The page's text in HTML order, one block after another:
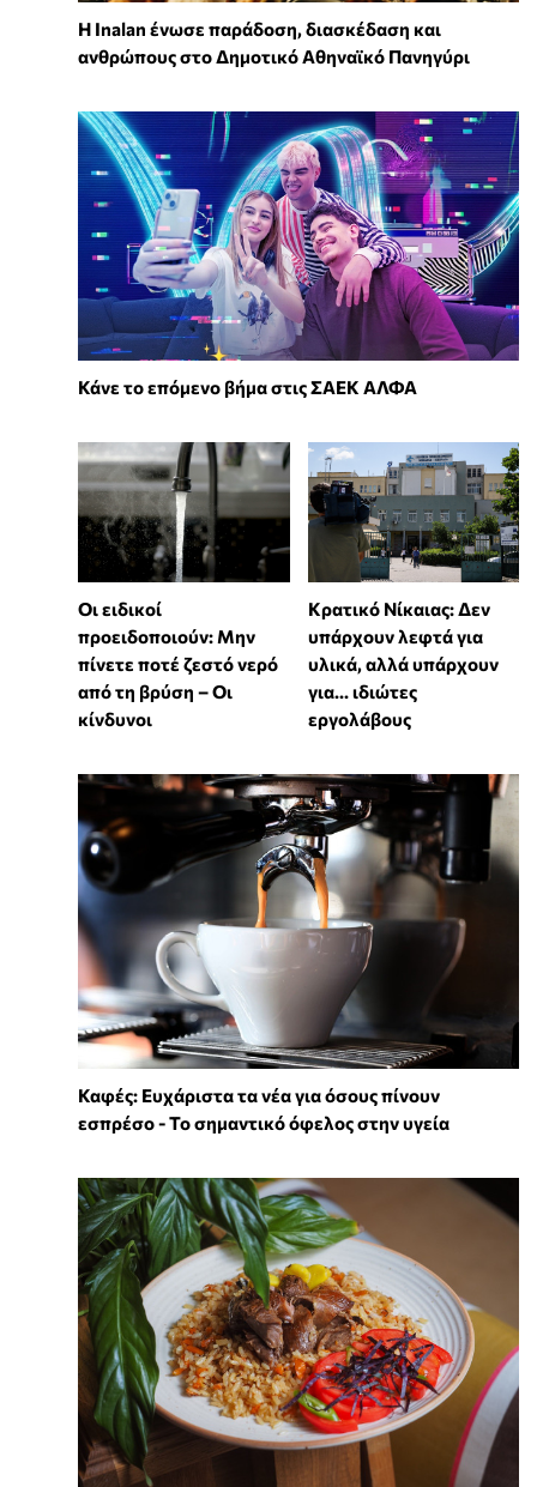
Η Inalan ένωσε παράδοση, διασκέδαση και
ανθρώπους στο Δημοτικό Αθηναϊκό Πανηγύρι
Κάνε το επόμενο βήμα στις ΣΑΕΚ ΑΛΦΑ
Οι ειδικοί
προειδοποιούν: Μην
πίνετε ποτέ ζεστό νερό
από τη βρύση – Οι
κίνδυνοι
Κρατικό Νίκαιας: Δεν
υπάρχουν λεφτά για
υλικά, αλλά υπάρχουν
για... ιδιώτες
εργολάβους
Καφές: Ευχάριστα τα νέα για όσους πίνουν
εσπρέσο - Το σημαντικό όφελος στην υγεία